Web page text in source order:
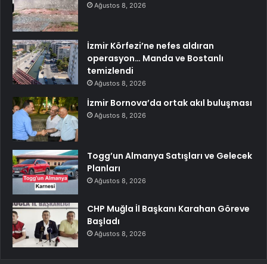
Ağustos 8, 2026
İzmir Körfezi’ne nefes aldıran
operasyon… Manda ve Bostanlı
temizlendi
Ağustos 8, 2026
İzmir Bornova’da ortak akıl buluşması
Ağustos 8, 2026
Togg’un Almanya Satışları ve Gelecek
Planları
Ağustos 8, 2026
CHP Muğla İl Başkanı Karahan Göreve
Başladı
Ağustos 8, 2026